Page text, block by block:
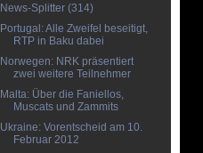
News-Splitter (314)
Portugal: Alle Zweifel beseitigt,
RTP in Baku dabei
Norwegen: NRK präsentiert
zwei weitere Teilnehmer
Malta: Über die Faniellos,
Muscats und Zammits
Ukraine: Vorentscheid am 10.
Februar 2012